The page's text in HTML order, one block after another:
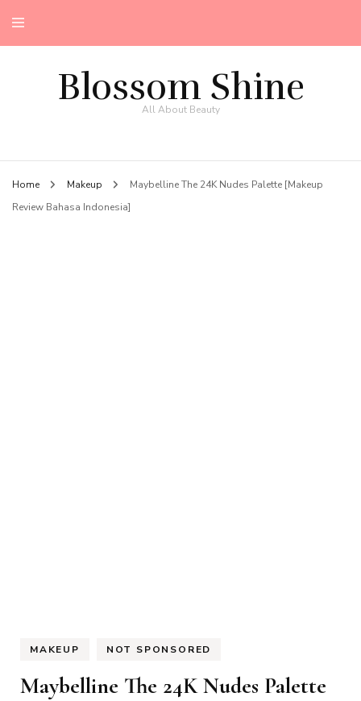
Blossom Shine
All About Beauty
Home Makeup
Maybelline The 24K Nudes Palette [Makeup
Review Bahasa Indonesia]
MAKEUP NOT SPONSORED
Maybelline The 24K Nudes Palette